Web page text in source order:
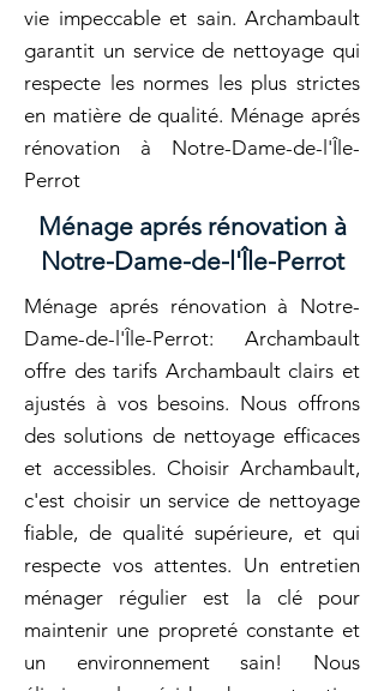
vie impeccable et sain. Archambault
garantit un service de nettoyage qui
respecte les normes les plus strictes
en matière de qualité. Ménage aprés
rénovation à Notre-Dame-de-l'Île-
Perrot
Ménage aprés rénovation à
Notre-Dame-de-l'Île-Perrot
Ménage aprés rénovation à Notre-
Dame-de-l'Île-Perrot: Archambault
offre des tarifs Archambault clairs et
ajustés à vos besoins. Nous offrons
des solutions de nettoyage efficaces
et accessibles. Choisir Archambault,
c'est choisir un service de nettoyage
fiable, de qualité supérieure, et qui
respecte vos attentes. Un entretien
ménager régulier est la clé pour
maintenir une propreté constante et
un environnement sain! Nous